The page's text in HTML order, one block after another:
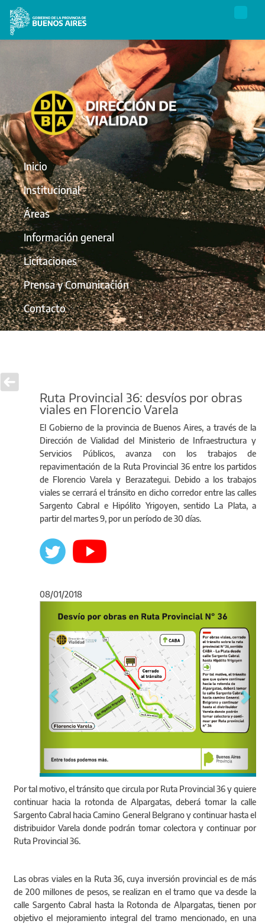
Inicio
Institucional
Áreas
Información general
Licitaciones
Prensa y Comunicación
Contacto
Ruta Provincial 36: desvíos por obras
viales en Florencio Varela
El Gobierno de la provincia de Buenos Aires, a través de la
Dirección de Vialidad del Ministerio de Infraestructura y
Servicios Públicos, avanza con los trabajos de
repavimentación de la Ruta Provincial 36 entre los partidos
de Florencio Varela y Berazategui. Debido a los trabajos
viales se cerrará el tránsito en dicho corredor entre las calles
Sargento Cabral e Hipólito Yrigoyen, sentido La Plata, a
partir del martes 9, por un período de 30 días.
08/01/2018
Anterior
Por tal motivo, el tránsito que circula por Ruta Provincial 36 y quiere
continuar hacia la rotonda de Alpargatas, deberá tomar la calle
Sargento Cabral hacia Camino General Belgrano y continuar hasta el
distribuidor Varela donde podrán tomar colectora y continuar por
Ruta Provincial 36.
Las obras viales en la Ruta 36, cuya inversión provincial es de más
de 200 millones de pesos, se realizan en el tramo que va desde la
calle Sargento Cabral hasta la Rotonda de Alpargatas, tienen por
objetivo el mejoramiento integral del tramo mencionado, en una